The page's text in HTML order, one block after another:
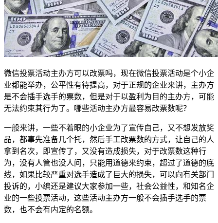
微信投票活动主办方可以改票吗，现在微信投票活动是个小企
业都能举办，公平性有待提高，对于正规的企业来讲，主办方
是不会插手选手的票数，但是对于以盈利为目的主办方，可能
无法约束其行为了。哪些活动主办方最容易改票数呢？
一般来讲，一些不着眼的小企业为了宣传自己，又不想发放奖
品，都事先准备几个托，然后手工改票数的方式，让自己的人
拿到名次，即宣传了，又没有造成损失，对于改票数这种行
为，没有人管也没人问，只能用道德来约束，超过了道德的底
线，如果比较严重对选手造成了巨大的损失，可以向有关部门
投诉的，小编还是建议大家参加一些，社会公益性，和知名企
业的一些投票活动，这些活动主办方一般不会插手选手的票
数，也不会有内定的名额。